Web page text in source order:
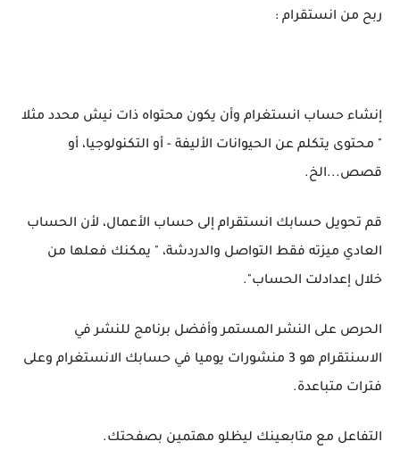
ربح من انستقرام :
إنشاء حساب انستغرام وأن يكون محتواه ذات نيش محدد مثلا
" محتوى يتكلم عن الحيوانات الأليفة - أو التكنولوجيا، أو
قصص...الخ.
قم تحويل حسابك انستقرام إلى حساب الأعمال، لأن الحساب
العادي ميزته فقط التواصل والدردشة، " يمكنك فعلها من
خلال إعدادلت الحساب".
الحرص على النشر المستمر وأفضل برنامج للنشر في
الاسنتقرام هو 3 منشورات يوميا في حسابك الانستغرام وعلى
فترات متباعدة.
التفاعل مع متابعينك ليظلو مهتمين بصفحتك.